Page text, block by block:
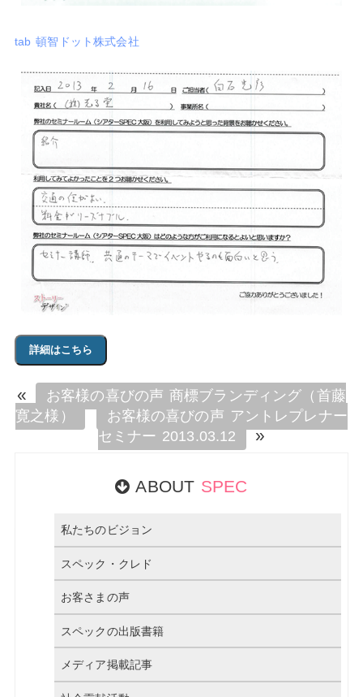
tab 頓智ドット株式会社
詳細はこちら
«
お客様の喜びの声 商標ブランディング（首藤
寛之様）
お客様の喜びの声 アントレプレナー
セミナー 2013.03.12
»
ABOUT SPEC
私たちのビジョン
スペック・クレド
お客さまの声
スペックの出版書籍
メディア掲載記事